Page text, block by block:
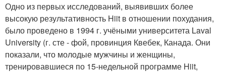
Одно из первых исследований, выявивших более
высокую результативность Hiit в отношении похудания,
было проведено в 1994 г. учёными университета Laval
University (г. сте - фой, провинция Квебек, Канада. Они
показали, что молодые мужчины и женщины,
тренировавшиеся по 15-недельной программе Hiit,